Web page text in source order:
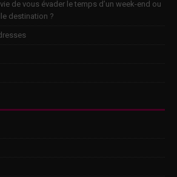
de vous évader le temps d’un week-end ou
destination ?